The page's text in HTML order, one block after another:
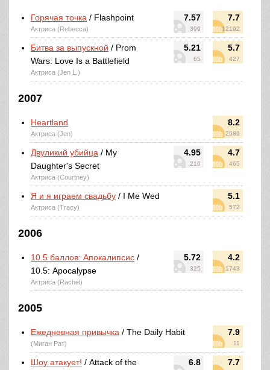
7.57
399
7.7
12192
Горячая точка / Flashpoint
Актриса (Rebecca)
5.21
65
5.7
427
Битва за выпускной / Prom
Wars: Love Is a Battlefield
Актриса (Jen L.)
2007
8.2
2689
Heartland
Актриса (Jen)
4.95
210
4.7
465
Двуликий убийца / My
Daughter's Secret
Актриса (Courtney)
5.1
572
Я и я играем свадьбу / I Me Wed
Актриса (Tracy)
2006
5.72
325
4.2
1743
10.5 баллов: Апокалипсис /
10.5: Apocalypse
Актриса (Rachel)
2005
7.9
11
Ежедневная привычка / The Daily Habit
(Миган Рат)
6.8 7.7
Шоу атакует! / Attack of the